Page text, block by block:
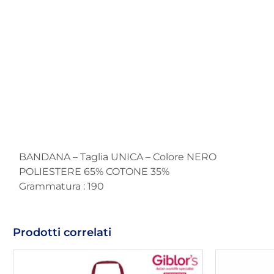
BANDANA – Taglia UNICA – Colore NERO
POLIESTERE 65% COTONE 35%
Grammatura : 190
Prodotti correlati